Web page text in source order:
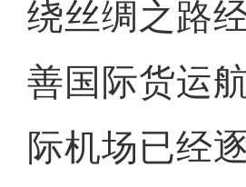
绕丝绸之路
善国际货运
际机场已经